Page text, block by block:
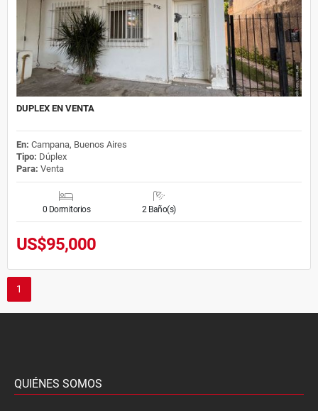
DUPLEX EN VENTA
En: Campana, Buenos Aires
Tipo: Dúplex
Para: Venta
0 Dormitorios 2 Baño(s)
US$95,000
1
QUIÉNES SOMOS